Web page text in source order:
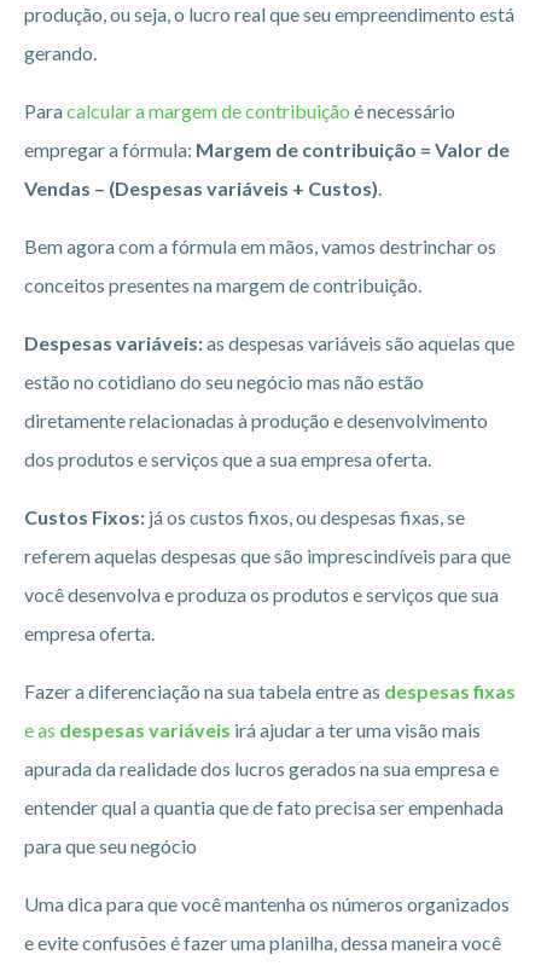
produção, ou seja, o lucro real que seu empreendimento está
gerando.
Paracalcular a margem de contribuição é necessário
empregar a fórmula: Margem de contribuição = Valor de
Vendas – (Despesas variáveis + Custos).
Bem agora com a fórmula em mãos, vamos destrinchar os
conceitos presentes na margem de contribuição.
Despesas variáveis:as despesas variáveis são aquelas que
estão no cotidiano do seu negócio mas não estão
diretamente relacionadas à produção e desenvolvimento
dos produtos e serviços que a sua empresa oferta.
Custos Fixos: já os custos fixos, ou despesas fixas, se
referem aquelas despesas que são imprescindíveis para que
você desenvolva e produza os produtos e serviços que sua
empresa oferta.
Fazer a diferenciação na sua tabela entre as despesas fixas
e as despesas variáveis irá ajudar a ter uma visão mais
apurada da realidade dos lucros gerados na sua empresa e
entender qual a quantia que de fato precisa ser empenhada
para que seu negócio
Uma dica para que você mantenha os números organizados
e evite confusões é fazer uma planilha, dessa maneira você